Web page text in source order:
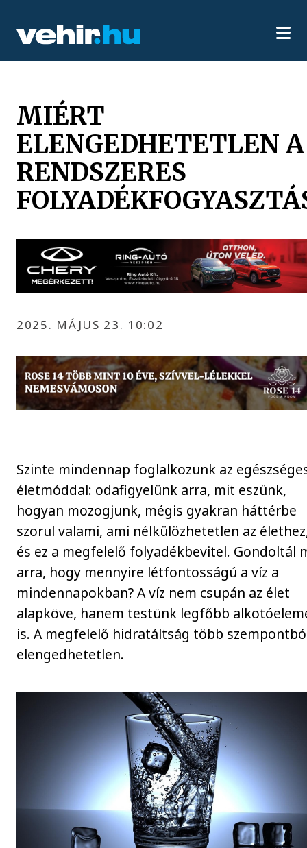
MIÉRT
ELENGEDHETETLEN A
RENDSZERES
2025. MÁJUS 23. 10:02
Szinte mindennap foglalkozunk az
életmóddal: odafigyelünk arra, mit eszünk,
hogyan mozogjunk, mégis gyakran háttérbe
szorul valami, ami nélkülözhetetlen az
és ez a megfelelő folyadékbevitel. Gondoltál
arra, hogy mennyire létfontosságú a víz a
mindennapokban? A víz nem csupán az élet
alapköve, hanem testünk legfőbb
is. A megfelelő hidratáltság több
elengedhetetlen.